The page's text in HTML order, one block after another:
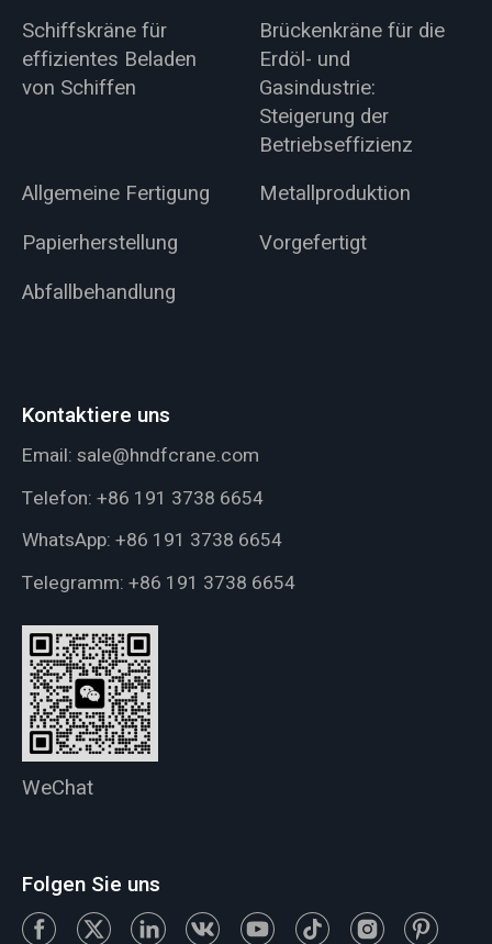
Schiffskräne für
effizientes Beladen
von Schiffen
Brückenkräne für die
Erdöl- und
Gasindustrie:
Steigerung der
Betriebseffizienz
Allgemeine Fertigung
Metallproduktion
Papierherstellung
Vorgefertigt
Abfallbehandlung
Kontaktiere uns
Email: sale@hndfcrane.com
Telefon: +86 191 3738 6654
WhatsApp: +86 191 3738 6654
Telegramm: +86 191 3738 6654
WeChat
Folgen Sie uns